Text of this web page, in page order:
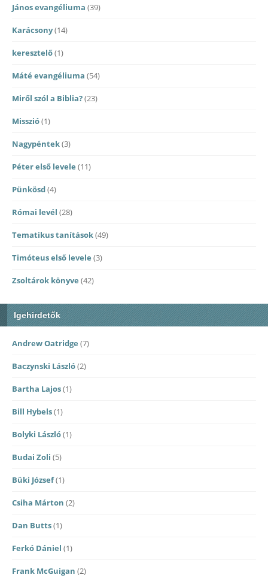
János evangéliuma (39)
Karácsony(14)
keresztelő(1)
Máté evangéliuma (54)
Miről szól a Biblia?(23)
Misszió(1)
Nagypéntek(3)
Péter első levele (11)
Pünkösd(4)
Római levél (28)
Tematikus tanítások(49)
Timóteus első levele (3)
Zsoltárok könyve (42)
Igehirdetők
Andrew Oatridge (7)
Baczynski László(2)
Bartha Lajos(1)
Bill Hybels(1)
Bolyki László(1)
Budai Zoli (5)
Büki József(1)
Csiha Márton (2)
Dan Butts(1)
Ferkó Dániel (1)
Frank McGuigan (2)